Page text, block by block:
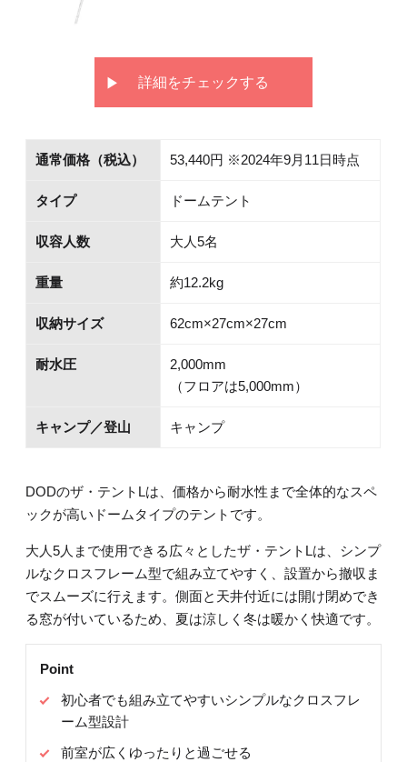
詳細をチェックする
通常価格（税込） 53,440円 ※2024年9月11日時点
タイプ ドームテント
収容人数 大人5名
重量 約12.2kg
収納サイズ 62cm×27cm×27cm
耐水圧
2,000mm
（フロアは5,000mm）
キャンプ／登山 キャンプ
DODのザ・テントLは、価格から耐水性まで全体的なスペ
ックが高いドームタイプのテントです。
大人5人まで使用できる広々としたザ・テントLは、シンプ
ルなクロスフレーム型で組み立てやすく、設置から撤収ま
でスムーズに行えます。側面と天井付近には開け閉めでき
る窓が付いているため、夏は涼しく冬は暖かく快適です。
Point
初心者でも組み立てやすいシンプルなクロスフレ
ーム型設計
前室が広くゆったりと過ごせる